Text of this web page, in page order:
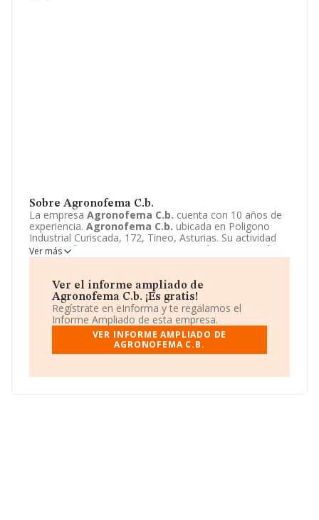
Sobre Agronofema C.b.
La empresa Agronofema C.b. cuenta con 10 años de
experiencia. Agronofema C.b. ubicada en Poligono
Industrial Curiscada, 172, Tineo, Asturias. Su actividad
CNAE se fine como 4778 - Comercio al por menor de
otros productos nuevos. El modelo de sociedad de
Ver más
Ver el informe ampliado de
Agronofema C.b. ¡Es gratis!
Regístrate en eInforma y te regalamos el
Informe Ampliado de esta empresa.
VER INFORME AMPLIADO DE
AGRONOFEMA C.B.